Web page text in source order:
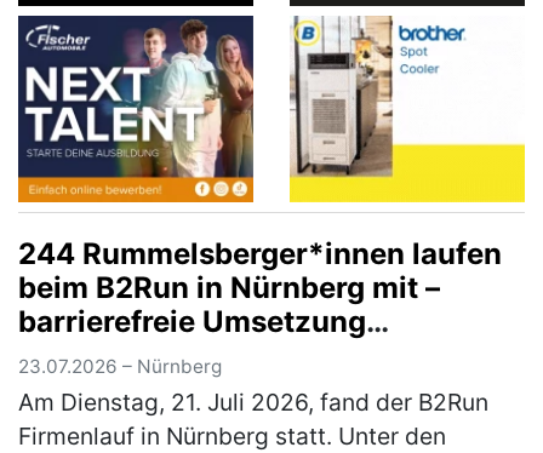
244 Rummelsberger*innen laufen
beim B2Run in Nürnberg mit –
barrierefreie Umsetzung
ermöglichte Rollstuhlfahrer*innen
Teilnahme am Firmenlauf
23.07.2026 – Nürnberg
Am Dienstag, 21. Juli 2026, fand der B2Run
Firmenlauf in Nürnberg statt. Unter den